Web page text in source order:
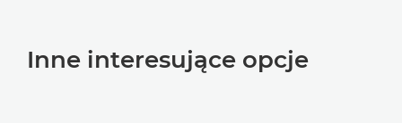
Inne interesujące opcje